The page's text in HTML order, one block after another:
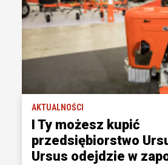
AKTUALNOŚCI
I Ty możesz kupić
przedsiębiorstwo
Ursus odejdzie w